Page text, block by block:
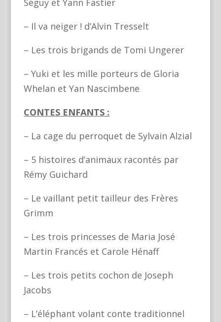
Séguy et Yann Fastier
– Il va neiger ! d’Alvin Tresselt
– Les trois brigands de Tomi Ungerer
– Yuki et les mille porteurs de Gloria
Whelan et Yan Nascimbene
CONTES ENFANTS :
– La cage du perroquet de Sylvain Alzial
– 5 histoires d’animaux racontés par
Rémy Guichard
– Le vaillant petit tailleur des Frères
Grimm
– Les trois princesses de Maria José
Martin Francés et Carole Hénaff
– Les trois petits cochon de Joseph
Jacobs
– L’éléphant volant conte traditionnel